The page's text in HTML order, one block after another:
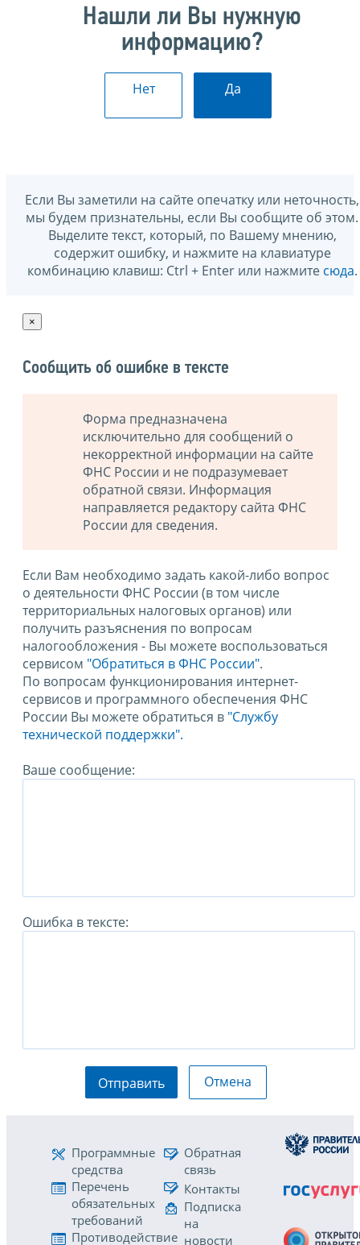
Нашли ли Вы нужную
информацию?
Нет Да
Если Вы заметили на сайте опечатку или неточность,
мы будем признательны, если Вы сообщите об этом.
Выделите текст, который, по Вашему мнению,
содержит ошибку, и нажмите на клавиатуре
комбинацию клавиш: Ctrl + Enter или нажмите сюда.
×
Сообщить об ошибке в тексте
Форма предназначена
исключительно для сообщений о
некорректной информации на сайте
ФНС России и не подразумевает
обратной связи. Информация
направляется редактору сайта ФНС
России для сведения.
Если Вам необходимо задать какой-либо вопрос
о деятельности ФНС России (в том числе
территориальных налоговых органов) или
получить разъяснения по вопросам
налогообложения - Вы можете воспользоваться
сервисом "Обратиться в ФНС России".
По вопросам функционирования интернет-
сервисов и программного обеспечения ФНС
России Вы можете обратиться в "Службу
технической поддержки".
Ваше сообщение:
Ошибка в тексте:
Отправить Отмена
Программные
средства
Перечень
обязательных
требований
Противодействие
Обратная
связь
Контакты
Подписка
на
новости